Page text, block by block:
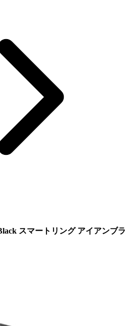
スマートリング アイアンブラ